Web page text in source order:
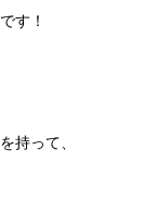
す！
持って、